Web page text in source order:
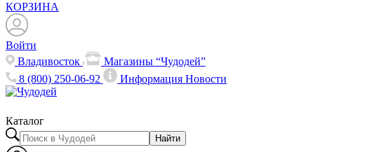
КОРЗИНА
Войти
Владивосток
Магазины “Чудодей”
8 (800) 250-06-92
ИнформацияНовости
Каталог
Найти